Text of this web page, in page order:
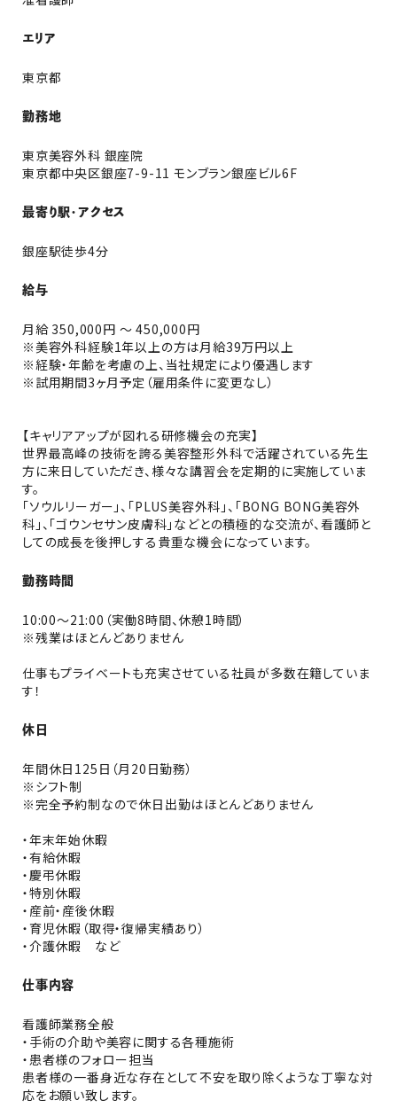
エリア
東京都
勤務地
東京美容外科 銀座院
東京都中央区銀座7-9-11 モンブラン銀座ビル6F
最寄り駅・アクセス
銀座駅徒歩4分
給与
月給 350,000円 〜 450,000円
※美容外科経験1年以上の方は月給39万円以上
※経験・年齢を考慮の上、当社規定により優遇します
※試用期間3ヶ月予定（雇用条件に変更なし）
【キャリアアップが図れる研修機会の充実】
世界最高峰の技術を誇る美容整形外科で活躍されている先生
方に来日していただき、様々な講習会を定期的に実施していま
す。
「ソウルリーガー」、「PLUS美容外科」、「BONG BONG美容外
科」、「ゴウンセサン皮膚科」などとの積極的な交流が、看護師と
しての成長を後押しする貴重な機会になっています。
勤務時間
10:00～21:00（実働8時間、休憩1時間）
※残業はほとんどありません
仕事もプライベートも充実させている社員が多数在籍していま
す！
休日
年間休日125日（月20日勤務）
※シフト制
※完全予約制なので休日出勤はほとんどありません
・年末年始休暇
・有給休暇
・慶弔休暇
・特別休暇
・産前・産後休暇
・育児休暇（取得・復帰実績あり）
・介護休暇 など
仕事内容
看護師業務全般
・手術の介助や美容に関する各種施術
・患者様のフォロー担当
患者様の一番身近な存在として不安を取り除くような丁寧な対
応をお願い致します。